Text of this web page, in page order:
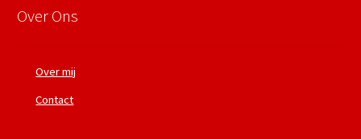
Over Ons
Over mij
Contact